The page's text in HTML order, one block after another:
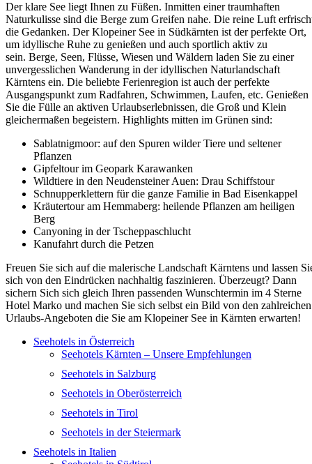
Der klare See liegt Ihnen zu Füßen. Inmitten einer traumhaften
Naturkulisse sind die Berge zum Greifen nahe. Die reine Luft
die Gedanken. Der Klopeiner See in Südkärnten ist der perfekte Ort,
um idyllische Ruhe zu genießen und auch sportlich aktiv zu
sein. Berge, Seen, Flüsse, Wiesen und Wäldern laden Sie zu einer
unvergesslichen Wanderung in der idyllischen Naturlandschaft
Kärntens ein. Die beliebte Ferienregion ist auch der perfekte
Ausgangspunkt zum Radfahren, Schwimmen, Laufen, etc. Genießen
Sie die Fülle an aktiven Urlaubserlebnissen, die Groß und Klein
gleichermaßen begeistern. Highlights mitten im Grünen sind:
Sablatnigmoor: auf den Spuren wilder Tiere und seltener
Pflanzen
Gipfeltour im Geopark Karawanken
Wildtiere in den Neudensteiner Auen: Drau Schiffstour
Schnupperklettern für die ganze Familie in Bad Eisenkappel
Kräutertour am Hemmaberg: heilende Pflanzen am heiligen
Berg
Canyoning in der Tscheppaschlucht
Kanufahrt durch die Petzen
Freuen Sie sich auf die malerische Landschaft Kärntens und lassen
sich von den Eindrücken nachhaltig faszinieren. Überzeugt? Dann
sichern Sich sich gleich Ihren passenden Wunschtermin im 4 Sterne
Hotel Marko und machen Sie sich selbst ein Bild von den zahlreichen
Urlaubs-Angeboten die Sie am Klopeiner See in Kärnten erwarten!
Seehotels in Österreich
Seehotels Kärnten – Unsere Empfehlungen
Seehotels in Salzburg
Seehotels in Oberösterreich
Seehotels in Tirol
Seehotels in der Steiermark
Seehotels in Italien